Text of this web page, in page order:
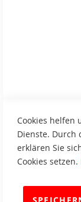
Cookies helfen
Dienste. Durch
erklären Sie
Cookies setzen.